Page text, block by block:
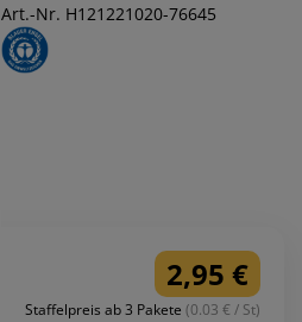
Art.-Nr. H121221020-76645
2,95 €
Staffelpreis ab 3 Pakete (0.03 € / St)